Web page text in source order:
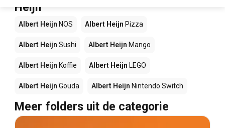
Heijn
Albert Heijn NOS Albert Heijn Pizza
Albert Heijn Sushi Albert Heijn Mango
Albert Heijn Koffie Albert Heijn LEGO
Albert Heijn Gouda Albert Heijn Nintendo Switch
Meer folders uit de categorie